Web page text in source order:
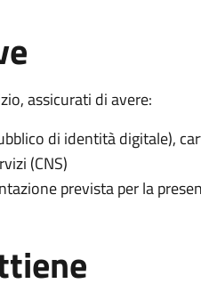
assicurati di avere:
di identità digitale),
(CNS)
prevista per la